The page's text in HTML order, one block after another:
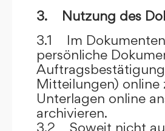
3. Nutzung des
3.1 Im
persönliche
Mitteilungen) online
Unterlagen online
archivieren.
3.2 Soweit nicht